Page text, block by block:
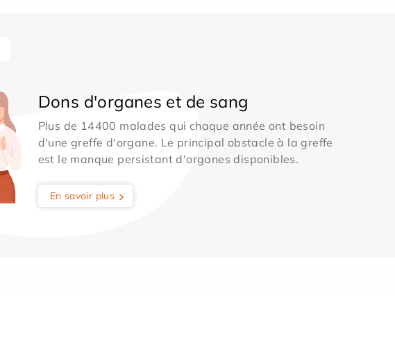
Dons d'organes et de sang
Plus de 14400 malades qui chaque année ont besoin
d'une greffe d'organe. Le principal obstacle à la greffe
est le manque persistant d'organes disponibles.
En savoir plus